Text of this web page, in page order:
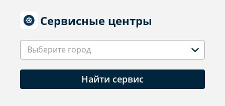
Сервисные центры
Выберите город
Найти сервис